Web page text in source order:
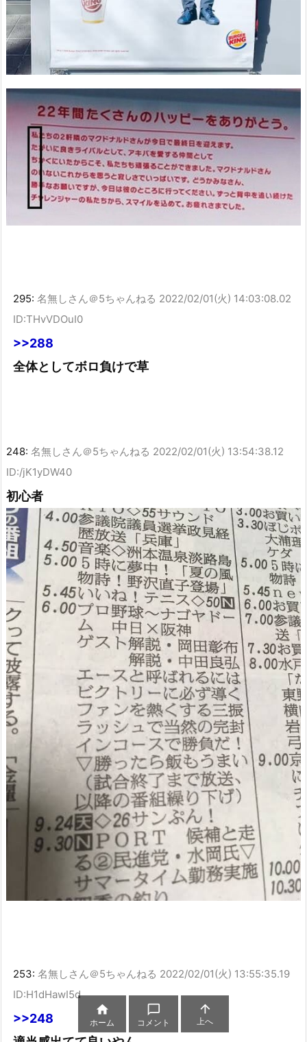
295: 名無しさん＠5ちゃんねる 2022/02/01(火) 14:03:08.02
ID:THvVDOuI0
>>288
全体としてボロ負けで草
248: 名無しさん＠5ちゃんねる 2022/02/01(火) 13:54:38.12
ID:/jK1yDW40
初心者
253: 名無しさん＠5ちゃんねる 2022/02/01(火) 13:55:35.19
ID:H1dHawI5d
>>248

ホーム

コメント

上へ